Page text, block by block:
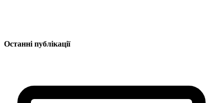
Останні публікації